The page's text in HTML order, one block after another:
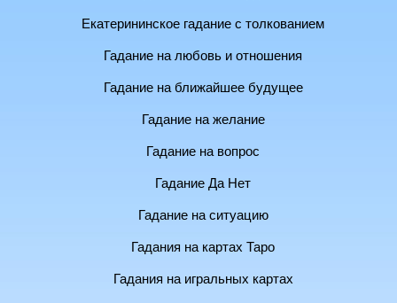
Екатерининское гадание с толкованием
Гадание на любовь и отношения
Гадание на ближайшее будущее
Гадание на желание
Гадание на вопрос
Гадание Да Нет
Гадание на ситуацию
Гадания на картах Таро
Гадания на игральных картах